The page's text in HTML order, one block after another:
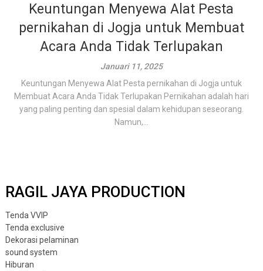
Keuntungan Menyewa Alat Pesta
pernikahan di Jogja untuk Membuat
Acara Anda Tidak Terlupakan
Januari 11, 2025
Keuntungan Menyewa Alat Pesta pernikahan di Jogja untuk
Membuat Acara Anda Tidak Terlupakan Pernikahan adalah hari
yang paling penting dan spesial dalam kehidupan seseorang.
Namun,...
RAGIL JAYA PRODUCTION
Tenda VVIP
Tenda exclusive
Dekorasi pelaminan
sound system
Hiburan